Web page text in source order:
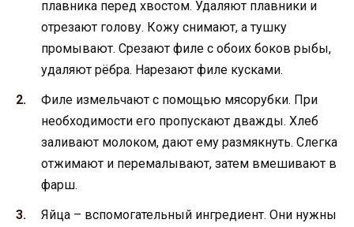
плавника перед хвостом. Удаляют плавники и
отрезают голову. Кожу снимают, а тушку
промывают. Срезают филе с обоих боков рыбы,
удаляют рёбра. Нарезают филе кусками.
Филе измельчают с помощью мясорубки. При
необходимости его пропускают дважды. Хлеб
заливают молоком, дают ему размякнуть. Слегка
отжимают и перемалывают, затем вмешивают в
фарш.
Яйца – вспомогательный ингредиент. Они нужны